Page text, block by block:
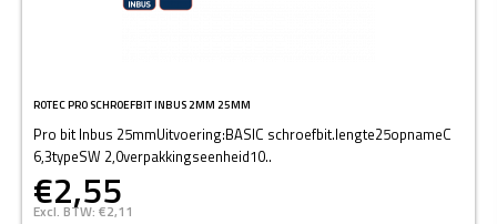
ROTEC PRO SCHROEFBIT INBUS 2MM 25MM
Pro bit Inbus 25mmUitvoering:BASIC schroefbit.lengte25opnameC
6,3typeSW 2,0verpakkingseenheid10..
€2,55
Excl. BTW: €2,11